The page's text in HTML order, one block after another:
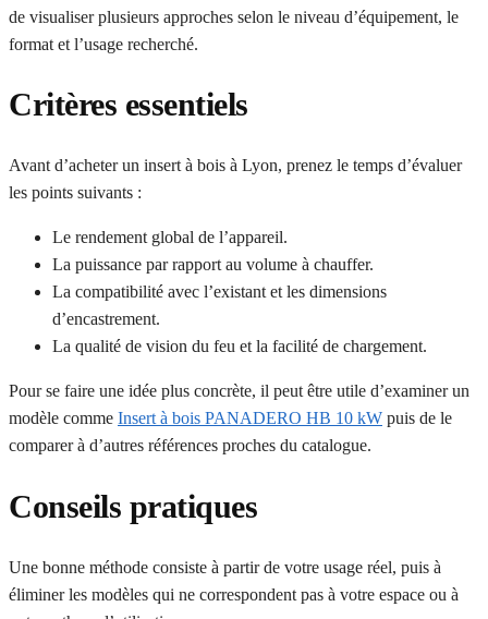
de visualiser plusieurs approches selon le niveau d’équipement, le
format et l’usage recherché.
Critères essentiels
Avant d’acheter un insert à bois à Lyon, prenez le temps d’évaluer
les points suivants :
Le rendement global de l’appareil.
La puissance par rapport au volume à chauffer.
La compatibilité avec l’existant et les dimensions
d’encastrement.
La qualité de vision du feu et la facilité de chargement.
Pour se faire une idée plus concrète, il peut être utile d’examiner un
modèle comme Insert à bois PANADERO HB 10 kW puis de le
comparer à d’autres références proches du catalogue.
Conseils pratiques
Une bonne méthode consiste à partir de votre usage réel, puis à
éliminer les modèles qui ne correspondent pas à votre espace ou à